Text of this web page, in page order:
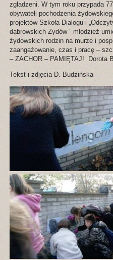
zgładzeni. W tym roku przypada
obywateli pochodzenia
projektów Szkoła Dialogu i
dąbrowskich Żydów ” młodzież
żydowskich rodzin na murze i
zaangażowanie, czas i pracę –
– ZACHOR – PAMIĘTAJ! Dorota
Tekst i zdjęcia D. Budzińska